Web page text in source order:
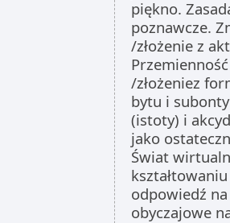
piękno.
poznawcze.
/złożenie z
/złożeniez
bytu i
(istoty) i
jako
Świat
odpowiedź na
obyczajowe